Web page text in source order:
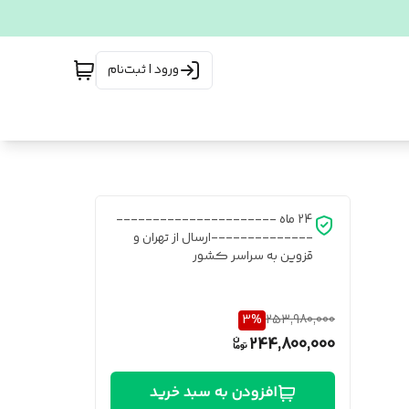
ورود | ثبت‌نام
24 ماه ----------------------
--------------ارسال از تهران و
قزوین به سراسر کشور
253,980,000
3%
244,800,000
افزودن به سبد خرید